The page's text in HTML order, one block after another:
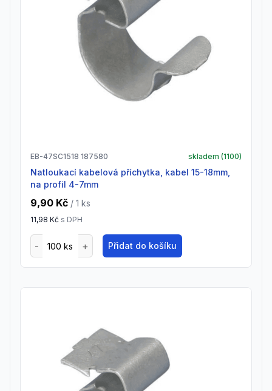
EB-47SC1518 187580 skladem (1100)
Natloukací kabelová příchytka, kabel 15-18mm,
na profil 4-7mm
9,90 Kč / 1 ks
11,98 Kč s DPH
Přidat do košíku